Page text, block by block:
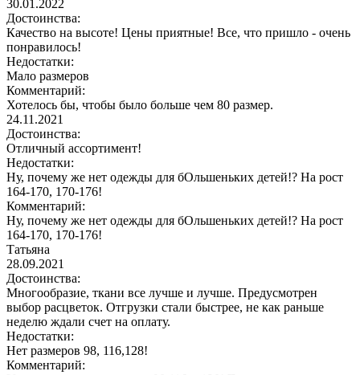
30.01.2022
Достоинства:
Качество на высоте! Цены приятные! Все, что пришло - очень
понравилось!
Недостатки:
Мало размеров
Комментарий:
Хотелось бы, чтобы было больше чем 80 размер.
24.11.2021
Достоинства:
Отличный ассортимент!
Недостатки:
Ну, почему же нет одежды для бОльшеньких детей!? На рост
164-170, 170-176!
Комментарий:
Ну, почему же нет одежды для бОльшеньких детей!? На рост
164-170, 170-176!
Татьяна
28.09.2021
Достоинства:
Многообразие, ткани все лучше и лучше. Предусмотрен
выбор расцветок. Отгрузки стали быстрее, не как раньше
неделю ждали счет на оплату.
Недостатки:
Нет размеров 98, 116,128!
Комментарий: